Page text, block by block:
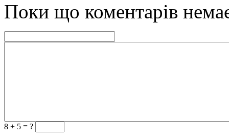
Поки що коментарів
8 + 5 = ?